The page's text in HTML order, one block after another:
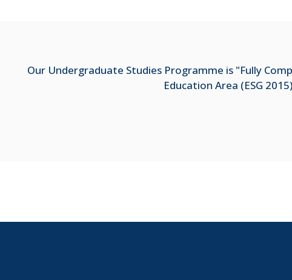
Our Undergraduate Studies Programme is "Fully
Education Area (ESG